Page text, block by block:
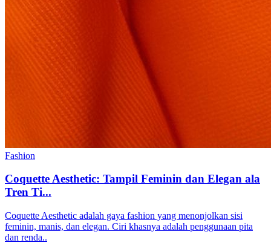
Fashion
Coquette Aesthetic: Tampil Feminin dan Elegan ala
Tren Ti...
Coquette Aesthetic adalah gaya fashion yang menonjolkan sisi
feminin, manis, dan elegan. Ciri khasnya adalah penggunaan pita
dan renda..